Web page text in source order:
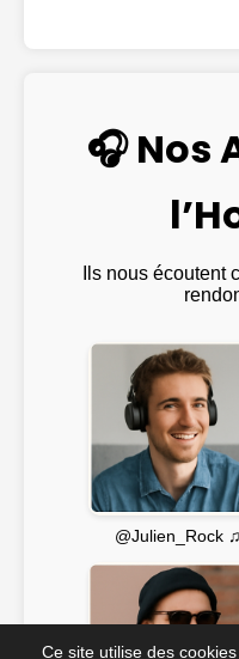
🎧 Nos
Ils nous
@Julien_Rock ♫
Ce site utilise des